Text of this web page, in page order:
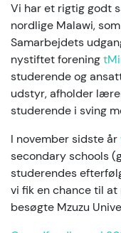
Vi har et rigtig godt
nordlige Malawi,
Samarbejdets
nystiftet forening
studerende og
udstyr, afholder
studerende i sving
I november sidste år
secondary schools
studerendes
vi fik en chance til
besøgte Mzuzu